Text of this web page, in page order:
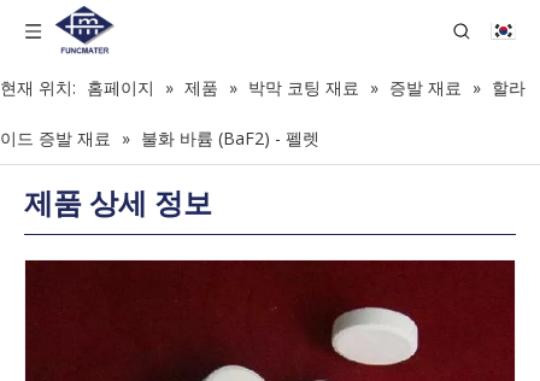
현재 위치: 홈페이지 » 제품 » 박막 코팅 재료 » 증발 재료 » 할라
이드 증발 재료 » 불화 바륨 (BaF2) - 펠렛
제품 상세 정보